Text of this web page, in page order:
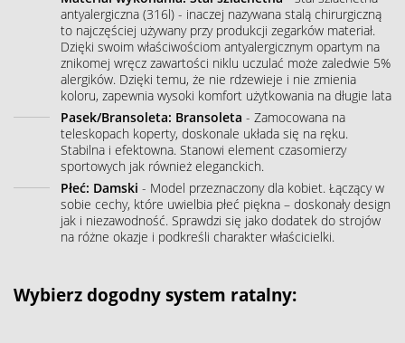
antyalergiczna (316l) - inaczej nazywana stalą chirurgiczną
to najczęściej używany przy produkcji zegarków materiał.
Dzięki swoim właściwościom antyalergicznym opartym na
znikomej wręcz zawartości niklu uczulać może zaledwie 5%
alergików. Dzięki temu, że nie rdzewieje i nie zmienia
koloru, zapewnia wysoki komfort użytkowania na długie lata
Pasek/Bransoleta: Bransoleta - Zamocowana na
teleskopach koperty, doskonale układa się na ręku.
Stabilna i efektowna. Stanowi element czasomierzy
sportowych jak również eleganckich.
Płeć: Damski - Model przeznaczony dla kobiet. Łączący w
sobie cechy, które uwielbia płeć piękna – doskonały design
jak i niezawodność. Sprawdzi się jako dodatek do strojów
na różne okazje i podkreśli charakter właścicielki.
Wybierz dogodny system ratalny: